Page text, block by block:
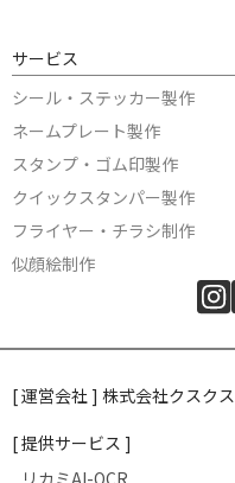
サービス
シール・ステッカー製作
ネームプレート製作
スタンプ・ゴム印製作
クイックスタンパー製作
フライヤー・チラシ制作
似顔絵制作
[ 運営会社 ] 株式会社クスクス
[ 提供サービス ]